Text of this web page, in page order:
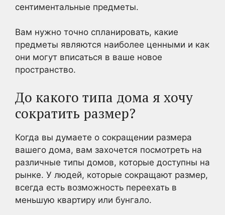
сентиментальные предметы.
Вам нужно точно спланировать, какие
предметы являются наиболее ценными и как
они могут вписаться в ваше новое
пространство.
До какого типа дома я хочу
сократить размер?
Когда вы думаете о сокращении размера
вашего дома, вам захочется посмотреть на
различные типы домов, которые доступны на
рынке. У людей, которые сокращают размер,
всегда есть возможность переехать в
меньшую квартиру или бунгало.